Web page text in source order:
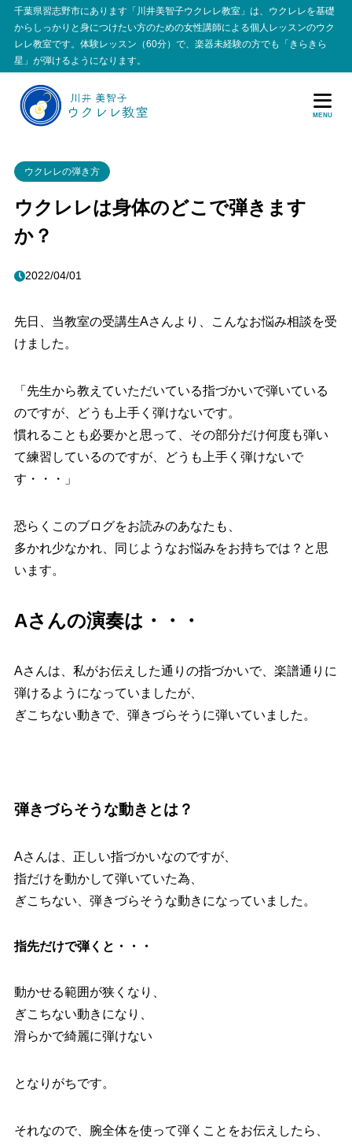
千葉県習志野市にあります「川井美智子ウクレレ教室」は、ウクレレを基礎
からしっかりと身につけたい方のための女性講師による個人レッスンのウク
レレ教室です。体験レッスン（60分）で、楽器未経験の方でも「きらきら
星」が弾けるようになります。
MENU
ウクレレの弾き方
ウクレレは身体のどこで弾きます
か？
2022/04/01
先日、当教室の受講生Aさんより、こんなお悩み相談を受
けました。
「先生から教えていただいている指づかいで弾いている
のですが、どうも上手く弾けないです。
慣れることも必要かと思って、その部分だけ何度も弾い
て練習しているのですが、どうも上手く弾けないで
す・・・」
恐らくこのブログをお読みのあなたも、
多かれ少なかれ、同じようなお悩みをお持ちでは？と思
います。
Aさんの演奏は・・・
Aさんは、私がお伝えした通りの指づかいで、楽譜通りに
弾けるようになっていましたが、
ぎこちない動きで、弾きづらそうに弾いていました。
弾きづらそうな動きとは？
Aさんは、正しい指づかいなのですが、
指だけを動かして弾いていた為、
ぎこちない、弾きづらそうな動きになっていました。
指先だけで弾くと・・・
動かせる範囲が狭くなり、
ぎこちない動きになり、
滑らかで綺麗に弾けない
となりがちです。
それなので、腕全体を使って弾くことをお伝えしたら、